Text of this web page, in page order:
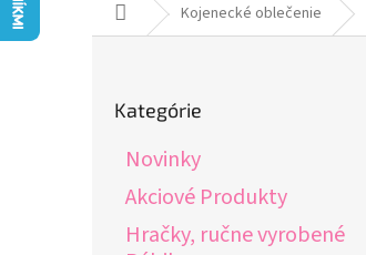
DomovKojenecké oblečenie
kategórie
Kategórie
Novinky
Akciové Produkty
Hračky, ručne vyrobené